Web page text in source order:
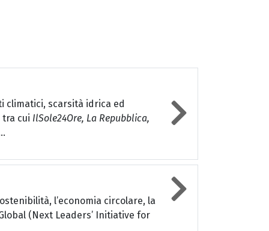
climatici, scarsità idrica ed
cui IlSole24Ore, La Repubblica,
l’economia circolare, la
(Next Leaders’ Initiative for